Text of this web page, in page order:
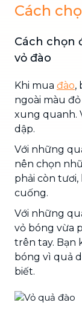
Cách
Cách chọn
vỏ đào
Khi mua đào,
ngoài màu
xung quanh.
dập.
Với những
nên chọn
phải còn tươi,
cuống.
Với những
vỏ bóng vừa
trên tay. Bạn
bóng vì quả
biết.